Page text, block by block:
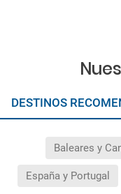
DESTINOS
Baleares y
España y Portugal